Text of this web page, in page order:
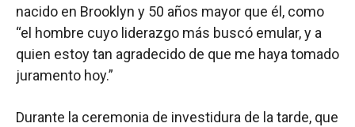
nacido en Brooklyn y 50 años mayor que él, como
“el hombre cuyo liderazgo más buscó emular, y a
quien estoy tan agradecido de que me haya tomado
juramento hoy.”
Durante la ceremonia de investidura de la tarde, que